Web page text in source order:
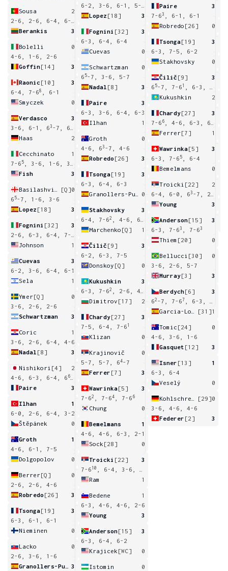
Sousa
2
Berankis
3
Bolelli
0
4-6, 1-6, 2-6
Goffin[14] 3
Raonic [10]
3
6-4, 7-68
, 6-1
Smyczek
0
Verdasco
3
3-6, 6-1, 63 -7, 6-3, 6-1
Haas
2
Cecchinato
1
7-6 5
, 3-6, 1-6, 3-6
Fish
3
[Q]0
6 5-7, 1-6, 3-6
Lopez [18] 3
Fognini [32]
3
Johnson 1
Cuevas
3
6-2, 3-6, 6-4, 6-1
Sela
1
Ymer[Q]
0
3-6, 2-6, 2-6
Schwartzman
3
Coric
1
3-6, 2-6, 6-4, 4-6
Nadal [8] 3
Nishikori [4]
2
4-6, 6-3, 6-4, 6 6
Paire
3
Ilhan
1
6-0, 2-6, 6-4, 3-2
Štěpánek
0
Groth
1
4-6, 6-1, 7-5
Dolgopolov
0
Berrer[Q]
0
2-6, 2-6, 4-6
Robredo [26] 3
Tsonga[19]
3
6-3, 6-1, 6-1
Nieminen
0
Lacko
0
2-6, 3-6, 1-6
3
Lopez [18] 3
Fognini [32]
3
6-3, 6-4, 6-4
Cuevas
0
Schwartzman
0
6 5-7, 3-6, 5-7
Nadal [8] 3
Paire
3
6-3, 3-6, 6-4, 6-3
Ilhan
1
Groth
0
4-6, 63 -7, 4-6
Robredo [26] 3
Tsonga[19]
3
6-3, 6-4, 6-3
0
Stakhovsky
3
6-4, 7-62
, 4-6, 6-4
Marchenko [Q] 1
Čilič [9]
3
6-2, 6-3, 7-5
Donskoy [Q] 0
Kukushkin
3
6-3, 7-62
, 2-6, 4-6, 6-4
Dimitrov [17] 2
Chardy[27]
3
7-5, 6-4, 7-6 1
Klizan 0
Krajinovič
0
5-7, 5-7, 64-7
Ferrer [7] 3
Wawrinka[5]
3
7-62 , 7-64 , 7-6 6
Chung 0
Bemelmans
1
4-6, 4-6, 6-3, 2-1
Sock [28] 0
Troicki [22]
3
7-6 10
, 6-4, 3-6, 6-3
Ram
1
Bedene
1
6-3, 4-6, 4-6, 2-6
Young
3
Anderson[15]
3
6-3, 6-4, 6-2
Krajicek [WC] 0
Istomin
0
Paire
3
7-63
, 6-1, 6-1
Robredo [26] 0
Tsonga[19]
3
6-3, 7-5, 6-2
Stakhovsky
0
Čilič [9]
3
6 5-7, 7-6 1 , 6-3, 6
Kukushkin
2
Chardy[27]
3
7-6 6
, 4-6, 6-3, 6-1
Ferrer[7] 1
Wawrinka[5]
3
6-3, 7-6 5
, 6-4
Bemelmans
0
Troicki [22]
2
6-4, 6-0, 63 -7, 2-6, 4-6
Young
3
Anderson[15]
3
6-3, 7-63 , 7-63
Thiem [20] 0
Bellucci [30]
0
3-6, 2-6, 5-7
Murray[3] 3
Berdych[6]
3
62 -7, 7-67
, 6-3, 6-3
[31]1
Tomic [24]
0
4-6, 3-6, 1-6
Gasquet [12] 3
Isner [13]
1
6-3, 6-4
Veselý
0
[29]0
3-6, 4-6, 4-6
Federer [2] 3